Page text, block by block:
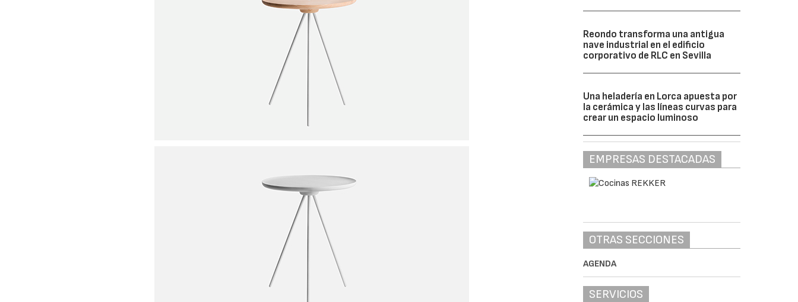
Reondo transforma una antigua
nave industrial en el edificio
corporativo de RLC en Sevilla
Una heladería en Lorca apuesta por
la cerámica y las líneas curvas para
crear un espacio luminoso
EMPRESAS DESTACADAS
OTRAS SECCIONES
AGENDA
SERVICIOS